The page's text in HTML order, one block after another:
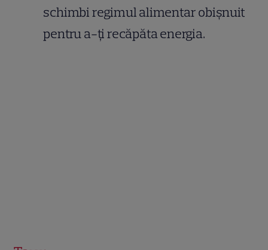
schimbi regimul alimentar obișnuit
pentru a-ți recăpăta energia.